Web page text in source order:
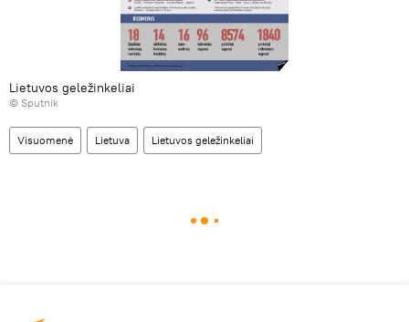
Lietuvos geležinkeliai
© Sputnik
Visuomenė Lietuva Lietuvos geležinkeliai